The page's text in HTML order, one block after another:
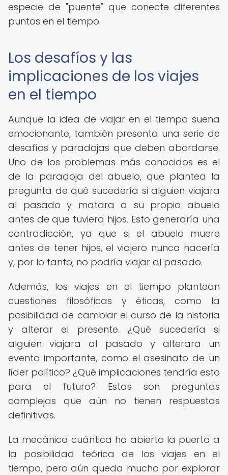
especie de "puente" que conecte diferentes
puntos en el tiempo.
Los desafíos y las
implicaciones de los viajes
en el tiempo
Aunque la idea de viajar en el tiempo suena
emocionante, también presenta una serie de
desafíos y paradojas que deben abordarse.
Uno de los problemas más conocidos es el
de la paradoja del abuelo, que plantea la
pregunta de qué sucedería si alguien viajara
al pasado y matara a su propio abuelo
antes de que tuviera hijos. Esto generaría una
contradicción, ya que si el abuelo muere
antes de tener hijos, el viajero nunca nacería
y, por lo tanto, no podría viajar al pasado.
Además, los viajes en el tiempo plantean
cuestiones filosóficas y éticas, como la
posibilidad de cambiar el curso de la historia
y alterar el presente. ¿Qué sucedería si
alguien viajara al pasado y alterara un
evento importante, como el asesinato de un
líder político? ¿Qué implicaciones tendría esto
para el futuro? Estas son preguntas
complejas que aún no tienen respuestas
definitivas.
La mecánica cuántica ha abierto la puerta a
la posibilidad teórica de los viajes en el
tiempo, pero aún queda mucho por explorar